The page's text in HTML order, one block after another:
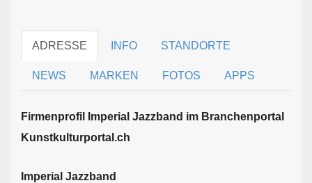
ADRESSE INFO STANDORTE
NEWS MARKEN FOTOS APPS
Firmen­profil Imperial Jazzband im Branchen­portal
Kunstkulturportal.ch
Imperial Jazzband